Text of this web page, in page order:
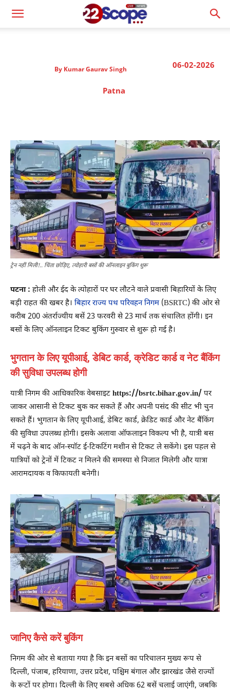
06-02-2026
By Kumar Gaurav Singh
Patna
ट्रेन नहीं मिली!.. चिंता छोड़िए, त्योहारी बसों की ऑनलाइन बुकिंग शुरू
पटना : होली और ईद के त्योहारों पर घर लौटने वाले प्रवासी बिहारियों के लिए
बड़ी राहत की खबर है। बिहार राज्य पथ परिवहन निगम(BSRTC) की ओर से
करीब 200 अंतर्राज्यीय बसें 23 फरवरी से 23 मार्च तक संचालित होंगी। इन
बसों के लिए ऑनलाइन टिकट बुकिंग गुरुवार से शुरू हो गई है।
भुगतान के लिए यूपीआई, डेबिट कार्ड, क्रेडिट कार्ड व नेट बैंकिंग
की सुविधा उपलब्ध होगी
यात्री निगम की आधिकारिक वेबसाइट https://bsrtc.bihar.gov.in/ पर
जाकर आसानी से टिकट बुक कर सकते हैं और अपनी पसंद की सीट भी चुन
सकते हैं। भुगतान के लिए यूपीआई, डेबिट कार्ड, क्रेडिट कार्ड और नेट बैंकिंग
की सुविधा उपलब्ध होगी। इसके अलावा ऑफलाइन विकल्प भी है, यात्री बस
में चढ़ने के बाद ऑन-स्पॉट ई-टिकटिंग मशीन से टिकट ले सकेंगे। इस पहल से
यात्रियों को ट्रेनों में टिकट न मिलने की समस्या से निजात मिलेगी और यात्रा
आरामदायक व किफायती बनेगी।
जानिए कैसे करें बुकिंग
निगम की ओर से बताया गया है कि इन बसों का परिचालन मुख्य रूप से
दिल्ली, पंजाब, हरियाणा, उत्तर प्रदेश, पश्चिम बंगाल और झारखंड जैसे राज्यों
के रूटों पर होगा। दिल्ली के लिए सबसे अधिक 62 बसें चलाई जाएंगी, जबकि